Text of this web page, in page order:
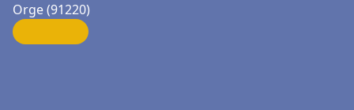
Orge (91220)